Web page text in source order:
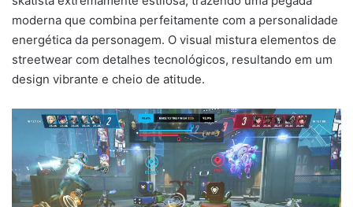
moderna que combina perfeitamente com a personalidade
energética da personagem. O visual mistura elementos de
streetwear com detalhes tecnológicos, resultando em um
design vibrante e cheio de atitude.